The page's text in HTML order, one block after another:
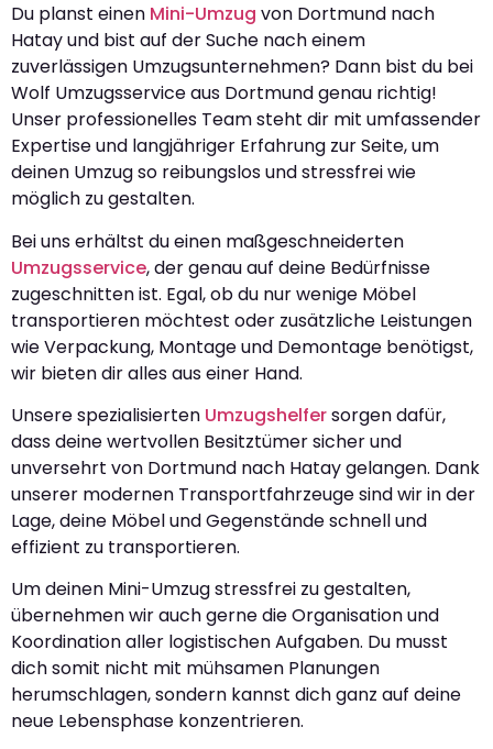
Du planst einen Mini-Umzug von Dortmund nach
Hatay und bist auf der Suche nach einem
zuverlässigen Umzugsunternehmen? Dann bist du bei
Wolf Umzugsservice aus Dortmund genau richtig!
Unser professionelles Team steht dir mit umfassender
Expertise und langjähriger Erfahrung zur Seite, um
deinen Umzug so reibungslos und stressfrei wie
möglich zu gestalten.
Bei uns erhältst du einen maßgeschneiderten
Umzugsservice, der genau auf deine Bedürfnisse
zugeschnitten ist. Egal, ob du nur wenige Möbel
transportieren möchtest oder zusätzliche Leistungen
wie Verpackung, Montage und Demontage benötigst,
wir bieten dir alles aus einer Hand.
Unsere spezialisierten Umzugshelfersorgen dafür,
dass deine wertvollen Besitztümer sicher und
unversehrt von Dortmund nach Hatay gelangen. Dank
unserer modernen Transportfahrzeuge sind wir in der
Lage, deine Möbel und Gegenstände schnell und
effizient zu transportieren.
Um deinen Mini-Umzug stressfrei zu gestalten,
übernehmen wir auch gerne die Organisation und
Koordination aller logistischen Aufgaben. Du musst
dich somit nicht mit mühsamen Planungen
herumschlagen, sondern kannst dich ganz auf deine
neue Lebensphase konzentrieren.